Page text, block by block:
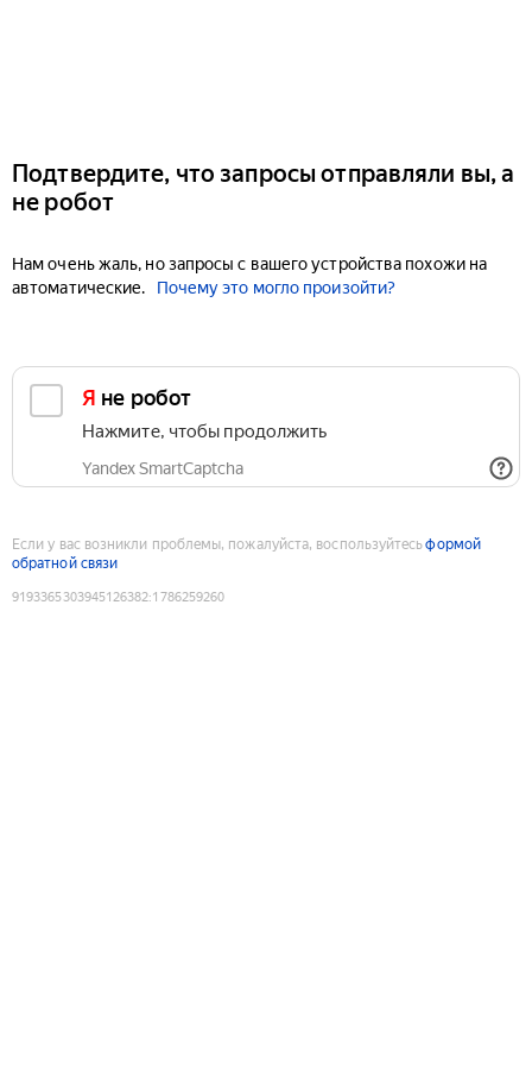
Подтвердите, что запросы отправляли вы, а
не робот
Нам очень жаль, но запросы с вашего устройства похожи на
автоматические.
Почему это могло произойти?
Я не робот
Нажмите, чтобы продолжить
Yandex SmartCaptcha
Если у вас возникли проблемы, пожалуйста, воспользуйтесьформой
обратной связи
9193365303945126382:1786259260